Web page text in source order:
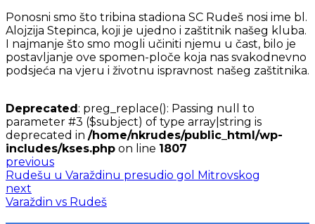
Ponosni smo što tribina stadiona SC Rudeš nosi ime bl.
Alojzija Stepinca, koji je ujedno i zaštitnik našeg kluba.
I najmanje što smo mogli učiniti njemu u čast, bilo je
postavljanje ove spomen-ploče koja nas svakodnevno
podsjeća na vjeru i životnu ispravnost našeg zaštitnika.
Deprecated: preg_replace(): Passing null to
parameter #3 ($subject) of type array|string is
deprecated in /home/nkrudes/public_html/wp-
includes/kses.php on line 1807
previous
Rudešu u Varaždinu presudio gol Mitrovskog
next
Varaždin vs Rudeš